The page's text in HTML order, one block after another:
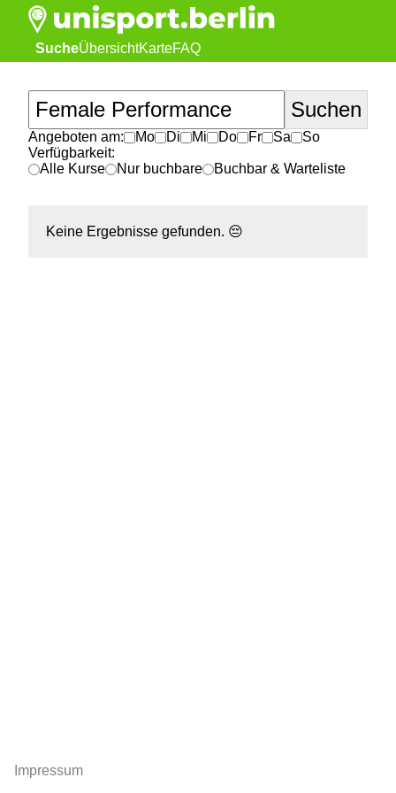
SucheÜbersichtKarteFAQ
Angeboten am: Mo Di Mi Do Fr Sa
So
Verfügbarkeit:
Alle Kurse
Nur buchbare Buchbar & Warteliste
Keine Ergebnisse gefunden. 😔
Impressum